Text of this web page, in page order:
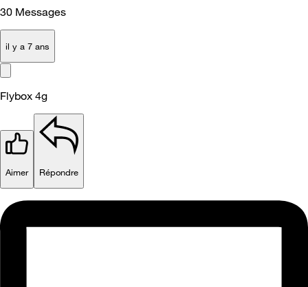
30 Messages
il y a 7 ans
Flybox 4g
Aimer Répondre